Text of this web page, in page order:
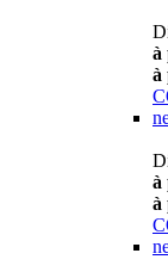
à
à
à
à